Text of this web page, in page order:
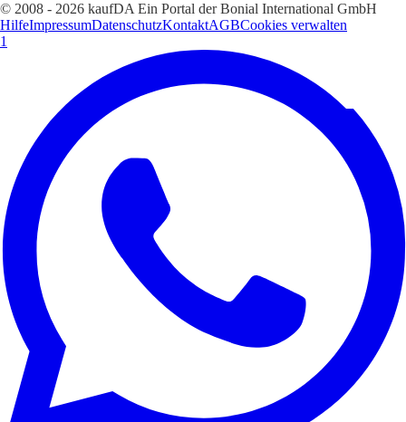
© 2008 - 2026 kaufDA Ein Portal der Bonial International GmbH
HilfeImpressumDatenschutzKontaktAGBCookies verwalten
1